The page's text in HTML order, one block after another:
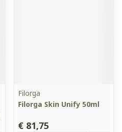
Filorga
Filorga Skin Unify 50ml
€ 81,75